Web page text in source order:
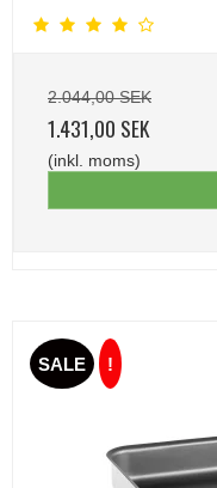
2.044,00 SEK
1.431,00 SEK
(inkl. moms)
SALE !